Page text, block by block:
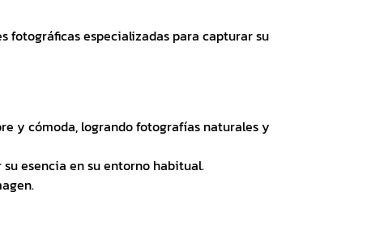
fotográficas especializadas para capturar su
y cómoda, logrando fotografías naturales y
esencia en su entorno habitual.